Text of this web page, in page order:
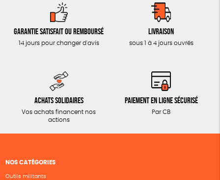
Garantie satisfait ou remboursé
14 jours pour changer d'avis
Livraison
sous 1 à 4 jours ouvrés
Achats solidaires
Vos achats financent nos
actions
Paiement en ligne sécurisé
Par CB
NOS CATÉGORIES
Outils militants